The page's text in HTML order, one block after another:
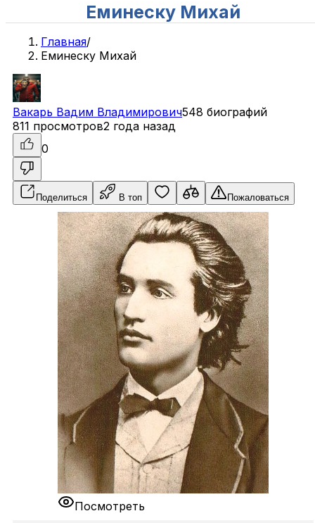
Еминеску Михай
Главная/
Еминеску Михай
Вакарь Вадим Владимирович548 биографий
811 просмотров2 года назад
0
Поделиться В топ Пожаловаться
Посмотреть